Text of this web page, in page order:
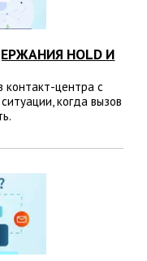
HOLD И
контакт-центра с
когда вызов